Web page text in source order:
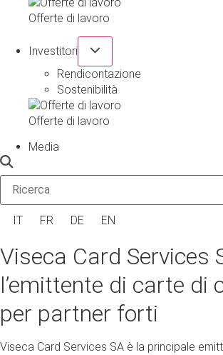
Offerte di lavoro
Investitori
Rendicontazione
Sostenibilità
Offerte di lavoro
Media
IT FR DE EN
Viseca Card Services
l’emittente di carte di
per partner forti
Viseca Card Services SA è la principale